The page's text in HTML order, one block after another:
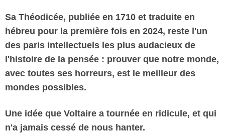
Sa Théodicée, publiée en 1710 et traduite en
hébreu pour la première fois en 2024, reste l'un
des paris intellectuels les plus audacieux de
l'histoire de la pensée : prouver que notre monde,
avec toutes ses horreurs, est le meilleur des
mondes possibles.
Une idée que Voltaire a tournée en ridicule, et qui
n'a jamais cessé de nous hanter.